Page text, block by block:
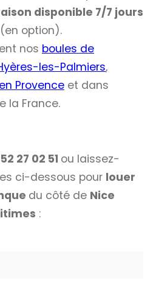
disponible 7/7 jours
option).
nos boules de
les-Palmiers,
Provence et dans
la France.
27 02 51 ou laissez-
ci-dessous pour louer
du côté de Nice
: